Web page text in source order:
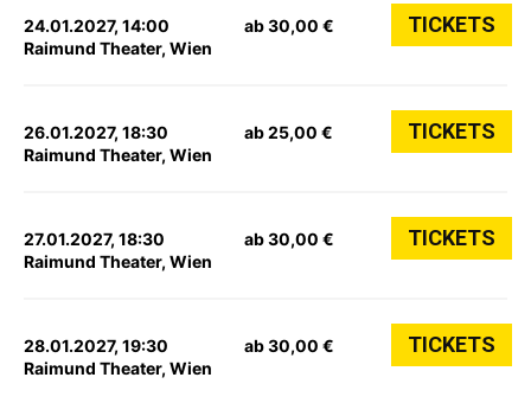
24.01.2027, 14:00
Raimund Theater, Wien
ab 30,00 € TICKETS
26.01.2027, 18:30
Raimund Theater, Wien
ab 25,00 € TICKETS
27.01.2027, 18:30
Raimund Theater, Wien
ab 30,00 € TICKETS
28.01.2027, 19:30
Raimund Theater, Wien
ab 30,00 € TICKETS